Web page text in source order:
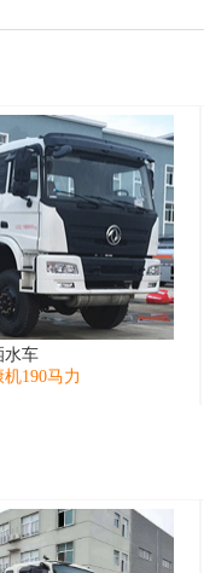
水车
190马力